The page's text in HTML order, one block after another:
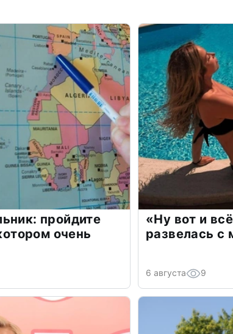
пройдите
очень
«Ну вот и
развелась
6 августа 9